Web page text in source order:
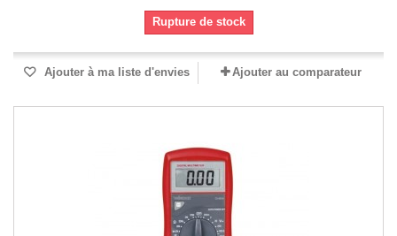
Rupture de stock
Ajouter à ma liste d'envies Ajouter au comparateur